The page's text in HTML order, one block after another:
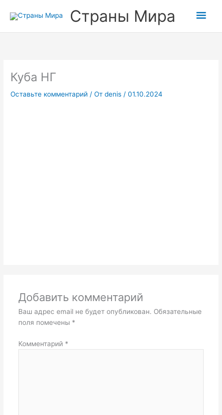
Страны Мира
Куба НГ
Оставьте комментарий / Отdenis/01.10.2024
Добавить комментарий
Ваш адрес email не будет опубликован. Обязательные
поля помечены *
Комментарий *
вверх